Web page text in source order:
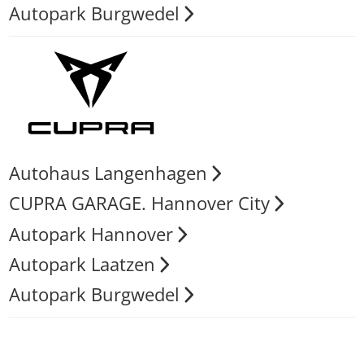
Autopark Burgwedel
Autohaus Langenhagen
CUPRA GARAGE. Hannover City
Autopark Hannover
Autopark Laatzen
Autopark Burgwedel